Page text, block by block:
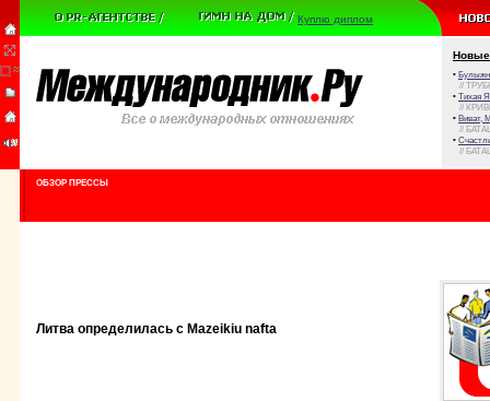
Куплю диплом
Новые
•
//
• Тихая
//
• Виват,
//
•
//
ОБЗОР ПРЕССЫ
Литва определилась с Mazeikiu nafta